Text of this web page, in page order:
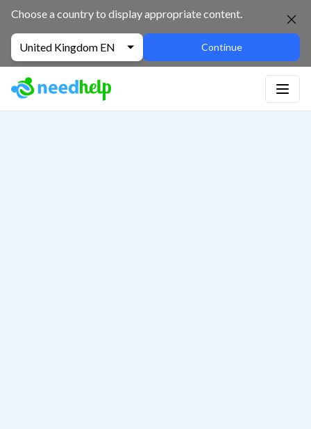
Choose a country to display appropriate content.
United Kingdom EN Continue